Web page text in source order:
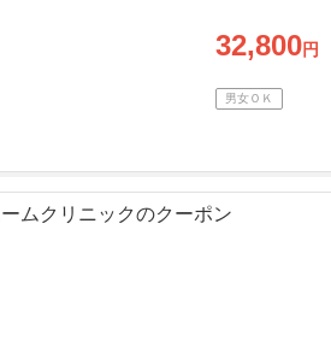
32,800円
男女ＯＫ